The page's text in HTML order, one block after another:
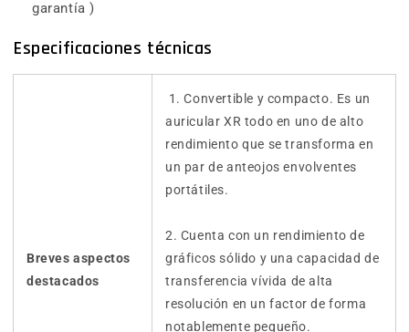
garantía )
Especificaciones técnicas
Breves aspectos
destacados
1. Convertible y compacto. Es un
auricular XR todo en uno de alto
rendimiento que se transforma en
un par de anteojos envolventes
portátiles.
2. Cuenta con un rendimiento de
gráficos sólido y una capacidad de
transferencia vívida de alta
resolución en un factor de forma
notablemente pequeño.